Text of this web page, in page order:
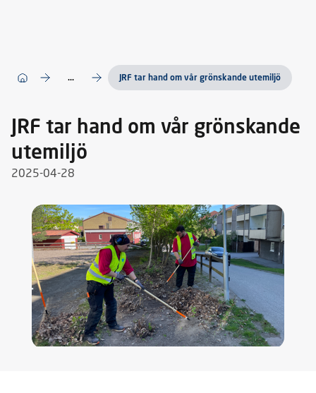
... JRF tar hand om vår grönskande utemiljö
JRF tar hand om vår grönskande
utemiljö
2025-04-28